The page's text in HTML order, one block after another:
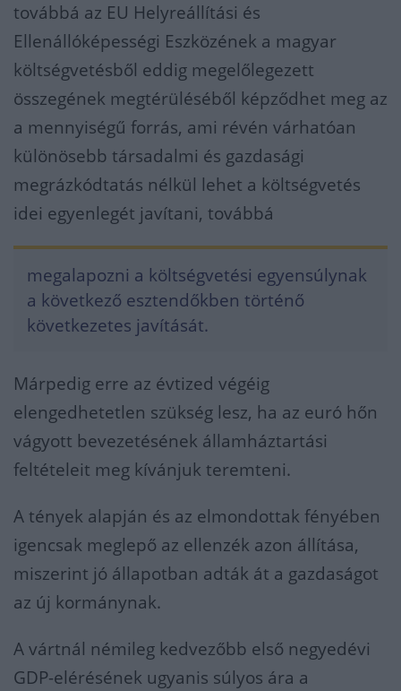
továbbá az EU Helyreállítási és
Ellenállóképességi Eszközének a magyar
költségvetésből eddig megelőlegezett
összegének megtérüléséből képződhet meg az
a mennyiségű forrás, ami révén várhatóan
különösebb társadalmi és gazdasági
megrázkódtatás nélkül lehet a költségvetés
idei egyenlegét javítani, továbbá
megalapozni a költségvetési egyensúlynak
a következő esztendőkben történő
következetes javítását.
Márpedig erre az évtized végéig
elengedhetetlen szükség lesz, ha az euró hőn
vágyott bevezetésének államháztartási
feltételeit meg kívánjuk teremteni.
A tények alapján és az elmondottak fényében
igencsak meglepő az ellenzék azon állítása,
miszerint jó állapotban adták át a gazdaságot
az új kormánynak.
A vártnál némileg kedvezőbb első negyedévi
GDP-elérésének ugyanis súlyos ára a